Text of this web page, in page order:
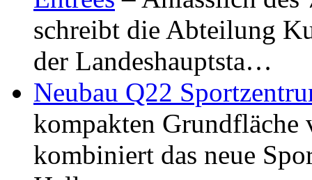
schreibt die Abteilung
der Landeshauptsta…
Neubau Q22
kompakten Grundfläche
kombiniert das neue